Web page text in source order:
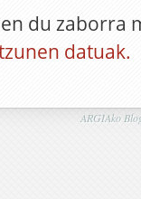
du zaborra
datuak.
ARGIAko